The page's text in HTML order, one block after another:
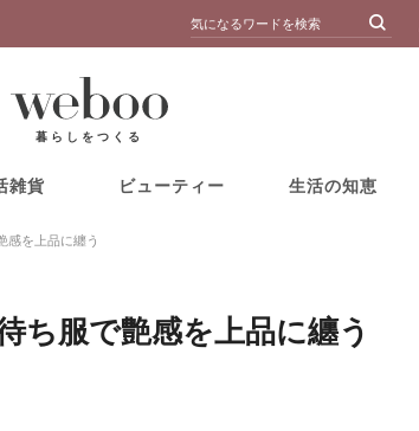
暮らしをつくる
雑貨 ビューティー 生活の知恵
感を上品に纏う
ち服で艶感を上品に纏う